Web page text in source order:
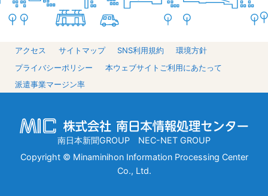
アクセス サイトマップ SNS利用規約
環境方針
プライバシーポリシー
本ウェブサイトご利用にあたって
派遣事業マージン率
南日本新聞GROUP NEC-NET GROUP
Copyright © Minaminihon Information Processing Center
Co., Ltd.